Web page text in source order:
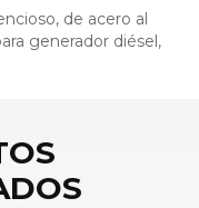
de acero al
generador diésel,